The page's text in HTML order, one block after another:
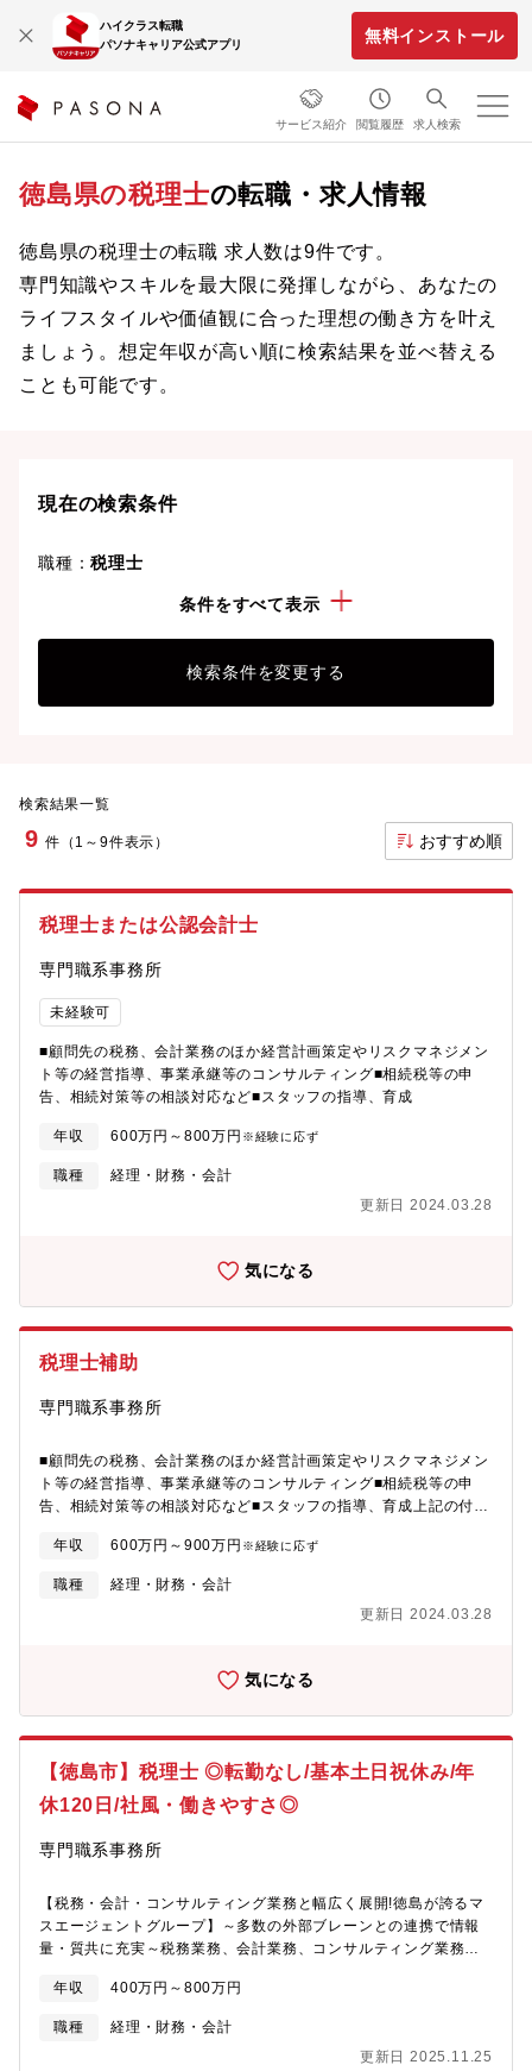
ハイクラス転職
パソナキャリア公式アプリ
無料インストール
サービス紹介 閲覧履歴 求人検索
徳島県の税理士の転職・求人情報
徳島県の税理士の転職 求人数は9件です。
専門知識やスキルを最大限に発揮しながら、あなたの
ライフスタイルや価値観に合った理想の働き方を叶え
ましょう。想定年収が高い順に検索結果を並べ替える
ことも可能です。
現在の検索条件
職種：税理士
条件をすべて表示
検索条件を変更する
検索結果一覧
9 件（1～9件表示） おすすめ順
税理士または公認会計士
専門職系事務所
未経験可
■顧問先の税務、会計業務のほか経営計画策定やリスクマネジメン
ト等の経営指導、事業承継等のコンサルティング■相続税等の申
告、相続対策等の相談対応など■スタッフの指導、育成
年収 600万円～800万円 ※経験に応ず
職種
経理・財務・会計
更新日 2024.03.28
気になる
税理士補助
専門職系事務所
■顧問先の税務、会計業務のほか経営計画策定やリスクマネジメン
ト等の経営指導、事業承継等のコンサルティング■相続税等の申
告、相続対策等の相談対応など■スタッフの指導、育成上記の付随
年収
600万円～900万円 ※経験に応ず
職種
経理・財務・会計
更新日 2024.03.28
気になる
【徳島市】税理士 ◎転勤なし/基本土日祝休み/年
休120日/社風・働きやすさ◎
専門職系事務所
【税務・会計・コンサルティング業務と幅広く展開!徳島が誇るマ
スエージェントグループ】～多数の外部ブレーンとの連携で情報
量・質共に充実～税務業務、会計業務、コンサルティング業務を
用背景:既存のお客様や取引先銀行からのご紹介を多くいただいて
おり、受注増加のためのご採用となります。■業務内容:・担当顧
問先(約10先)の税務、財務等の相談・全社における税務申告書類
のチェック及び社員の税務に対する助言・経営計画策定、リスク
年収 400万円～800万円
職種
経理・財務・会計
更新日 2025.11.25